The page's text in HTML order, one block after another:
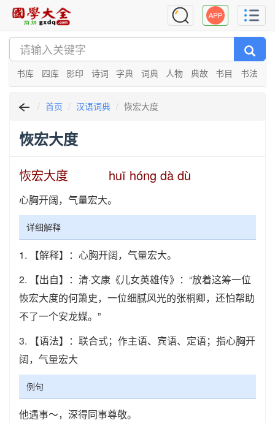
书库 四库 影印 诗词 字典 词典 人物 典故 书目 书法
首页 汉语词典 恢宏大度
恢宏大度
恢宏大度 huī hóng dà dù
心胸开阔，气量宏大。
详细解释
1.
【解释】：心胸开阔，气量宏大。
2.
【出自】：清·文康《儿女英雄传》：“放着这筹一位
恢宏大度的何箫史，一位细腻风光的张桐卿，还怕帮助
不了一个安龙媒。”
3.
【语法】：联合式；作主语、宾语、定语；指心胸开
阔，气量宏大
例句
他遇事～，深得同事尊敬。